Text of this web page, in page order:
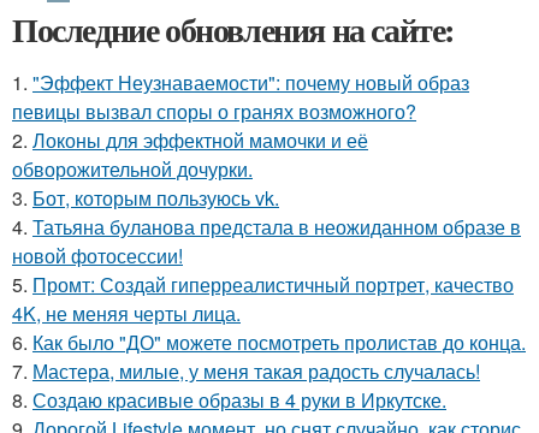
Домашняя одежда Одежда на женщинах
Эффектная одежда Женщины в одежде
Предпочтения в одежде Цвета в одежде
Верхняя одежда Одежда на осень
Последние обновления на сайте:
1. "Эффект Неузнаваемости": почему новый образ
певицы вызвал споры о гранях возможного?
2. Локоны для эффектной мамочки и её
обворожительной дочурки.
3. Бот, которым пользуюсь vk.
4. Татьяна буланова предстала в неожиданном образе в
новой фотосессии!
5. Промт: Создай гиперреалистичный портрет, качество
4K, не меняя черты лица.
6. Как было "ДО" можете посмотреть пролистав до конца.
7. Мастера, милые, у меня такая радость случалась!
8. Создаю красивые образы в 4 руки в Иркутске.